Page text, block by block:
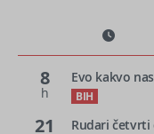
8
h
Evo kakvo
BIH
21
Rudari četvrti